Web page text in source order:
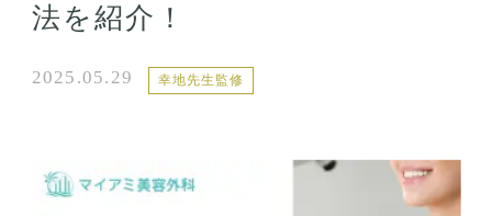
法を紹介！
2025.05.29 幸地先生監修